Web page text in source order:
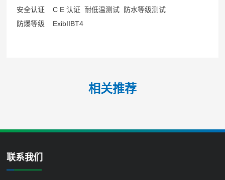
安全认证 C E 认证 耐低温测试 防水等级测试
防爆等级 ExibIIBT4
相关推荐
联系我们